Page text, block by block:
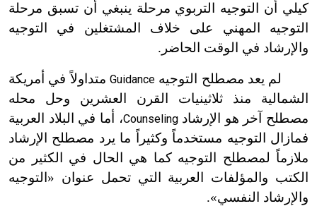
كيلي أن التوجيه التربوي مرحلة ينبغي أن تسبق مرحلة
التوجيه المهني على خلاف المشتغلين في التوجيه
والإرشاد في الوقت الحاضر.
لم يعد مصطلح التوجيهGuidance متداولاً في أمريكة
الشمالية منذ ثلاثينيات القرن العشرين وحل محله
مصطلح آخر هو الإرشادCounseling، أما في البلاد العربية
فمازال التوجيه مستخدماً وكثيراً ما يرد مصطلح الإرشاد
ملازماً لمصطلح التوجيه كما هي الحال في الكثير من
الكتب والمؤلفات العربية التي تحمل عنوان «التوجيه
والإرشاد النفسي».